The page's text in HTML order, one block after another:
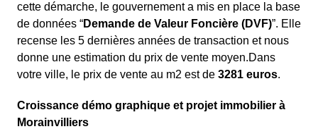
cette démarche, le gouvernement a mis en place la base
de données “Demande de Valeur Foncière (DVF)”. Elle
recense les 5 dernières années de transaction et nous
donne une estimation du prix de vente moyen.Dans
votre ville, le prix de vente au m2 est de 3281 euros.
Croissance démo graphique et projet immobilier à
Morainvilliers